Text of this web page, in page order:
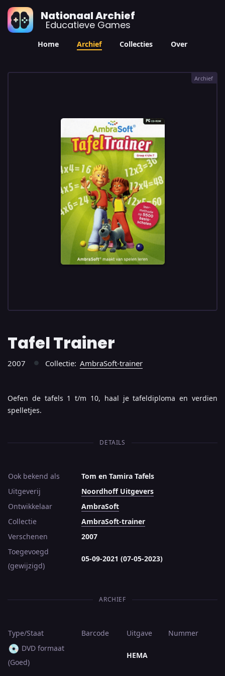
Nationaal Archief
Educatieve Games
Home Archief Collecties Over
Archief
Tafel Trainer
2007 ● Collectie: AmbraSoft-trainer
Oefen de tafels 1 t/m 10, haal je tafeldiploma en verdien
spelletjes.
DETAILS
Ook bekend als
Tom en Tamira Tafels
Uitgeverij
Noordhoff Uitgevers
Ontwikkelaar
AmbraSoft
Collectie
AmbraSoft-trainer
Verschenen
2007
Toegevoegd
(gewijzigd)
05-09-2021 (07-05-2023)
ARCHIEF
Type/Staat Barcode Uitgave Nummer
💿 DVD formaat
(Goed)
HEMA